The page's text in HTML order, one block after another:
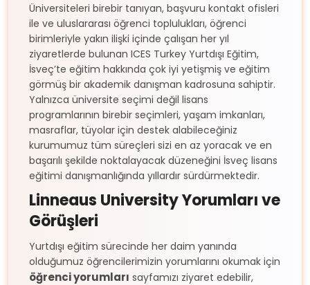
Üniversiteleri birebir tanıyan, başvuru kontakt ofisleri
ile ve uluslararası öğrenci toplulukları, öğrenci
birimleriyle yakın ilişki içinde çalışan her yıl
ziyaretlerde bulunan ICES Turkey Yurtdışı Eğitim,
İsveç’te eğitim hakkında çok iyi yetişmiş ve eğitim
görmüş bir akademik danışman kadrosuna sahiptir.
Yalnızca üniversite seçimi değil lisans
programlarının birebir seçimleri, yaşam imkanları,
masraflar, tüyolar için destek alabileceğiniz
kurumumuz tüm süreçleri sizi en az yoracak ve en
başarılı şekilde noktalayacak düzeneğini İsveç lisans
eğitimi danışmanlığında yıllardır sürdürmektedir.
Linneaus University Yorumları ve
Görüşleri
Yurtdışı eğitim sürecinde her daim yanında
olduğumuz öğrencilerimizin yorumlarını okumak için
öğrenci yorumları sayfamızı ziyaret edebilir,